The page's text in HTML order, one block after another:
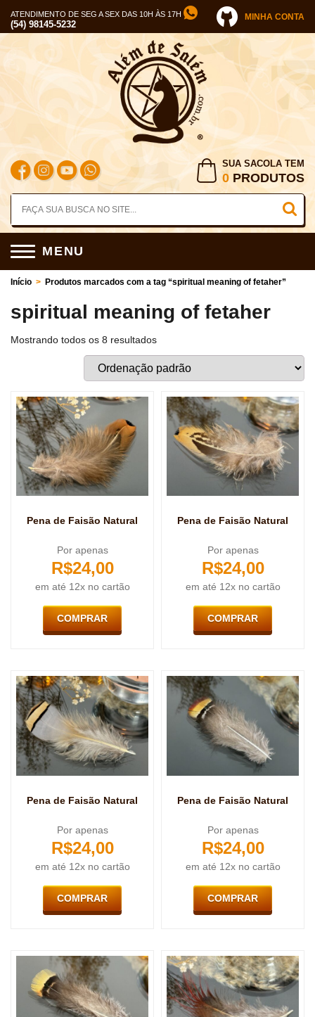
ATENDIMENTO DE SEG A SEX DAS 10H ÀS 17H
(54) 98145-5232
MINHA CONTA
SUA SACOLA TEM
0 PRODUTOS
MENU
Início > Produtos marcados com a tag “spiritual meaning of fetaher”
spiritual meaning of fetaher
Mostrando todos os 8 resultados
Pena de Faisão Natural
Por apenas
R$24,00
em até 12x no cartão
COMPRAR
Pena de Faisão Natural
Por apenas
R$24,00
em até 12x no cartão
COMPRAR
Pena de Faisão Natural
Por apenas
R$24,00
em até 12x no cartão
COMPRAR
Pena de Faisão Natural
Por apenas
R$24,00
em até 12x no cartão
COMPRAR